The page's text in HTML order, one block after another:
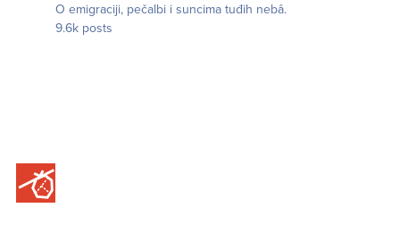
O emigraciji, pečalbi i suncima tuđih nebâ.
9.6k posts